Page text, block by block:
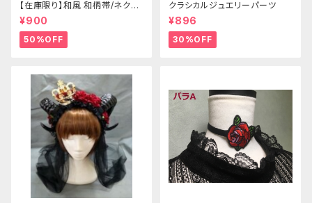
【在庫限り】和風 和柄帯/ネクタ
イ/リボン（狐面/金魚
¥900
50%OFF
クラシカルジュエリーパーツ
¥896
30%OFF